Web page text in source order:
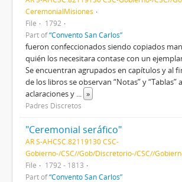
CeremonialMisiones
File
1792
Part of“Convento San Carlos”
fueron confeccionados siendo copiados
quién los necesitara contase con un
Se encuentran agrupados en capítulos y al
de los libros se observan “Notas” y “Tablas”
aclaraciones y ... »
Padres Discretos
"Ceremonial seráfico"
AR S-AHCSC.82119130 CSC-
Gobierno-/CSC//Gob/Discretorio-/CSC//
File
1792 - 1813
Part of“Convento San Carlos”